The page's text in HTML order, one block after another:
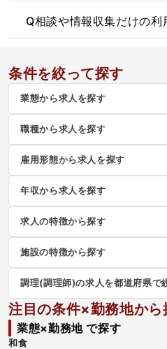
Q相談や情報収集だけの
条件を絞って探す
業態から求人を探す
職種から求人を探す
雇用形態から求人を探す
年収から求人を探す
求人の特徴から探す
施設の特徴から探す
調理(調理師)の求人を都道府県で
注目の条件×勤務地から
業態×勤務地 で探す
和食